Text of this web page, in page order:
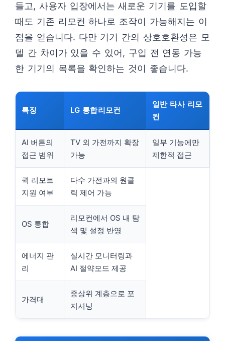
들고, 사용자 입장에서는 새로운 기기를 도입할
때도 기존 리모컨 하나로 조작이 가능해지는 이
점을 얻습니다. 다만 기기 간의 상호호환성은 모
델 간 차이가 있을 수 있어, 구입 전 연동 가능
한 기기의 목록을 확인하는 것이 좋습니다.
특징 LG 통합리모컨
일반 타사 리모
컨
AI 버튼의
접근 범위
TV 외 가전까지 확장
가능
일부 기능에만
제한적 접근
퀵 리모트
지원 여부
다수 가전과의 원클
릭 제어 가능
OS 통합
리모컨에서 OS 내 탐
색 및 설정 반영
에너지 관
리
실시간 모니터링과
AI 절약모드 제공
가격대
중상위 계층으로 포
지셔닝